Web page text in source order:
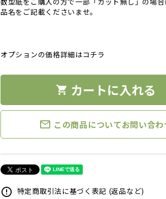
品名をご記載くださいませ。
オプションの価格詳細はコチラ
shopping_cart カートに入れる
mail_outline この商品についてお問い合わ
error_outline 特定商取引法に基づく表記 (返品など)